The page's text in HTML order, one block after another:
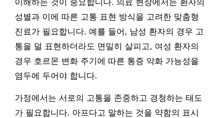
이해하는 것이 중요합니다. 의료 현장에서는 환자의
성별과 이에 따른 고통 표현 방식을 고려한 맞춤형
진료가 필요합니다. 예를 들어, 남성 환자의 경우 고
통을 덜 표현하더라도 면밀히 살피고, 여성 환자의
경우 호르몬 변화 주기에 따른 통증 악화 가능성을
염두에 두어야 합니다.
가정에서는 서로의 고통을 존중하고 경청하는 태도
가 필요합니다. 아프다고 말하는 것을 약함의 표시